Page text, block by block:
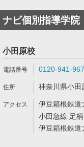
ナビ個別指導学院
小田原校
0120-941-967
神奈川県小田
伊豆箱根鉄道
小田急線 足
伊豆箱根鉄道